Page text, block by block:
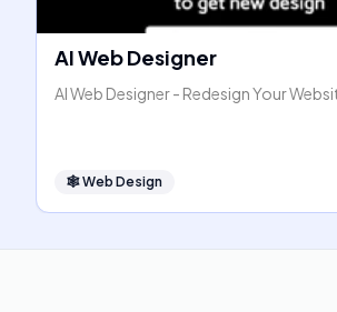
AI Web Designer
AI Web Designer - Redesign Your
🕸Web Design